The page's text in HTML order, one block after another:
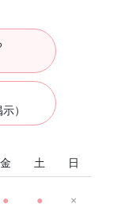
）
金 土 日
● ● ×